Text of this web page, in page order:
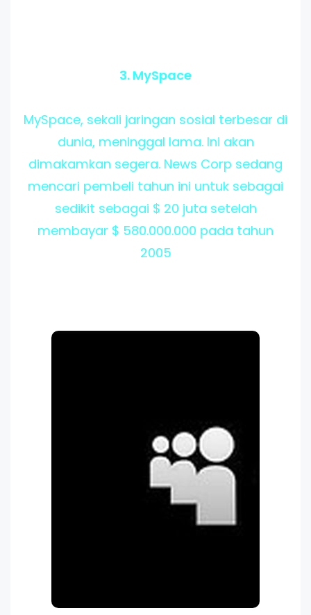
3. MySpace
MySpace, sekali jaringan sosial terbesar di
dunia, meninggal lama. Ini akan
dimakamkan segera. News Corp sedang
mencari pembeli tahun ini untuk sebagai
sedikit sebagai $ 20 juta setelah
membayar $ 580.000.000 pada tahun
2005